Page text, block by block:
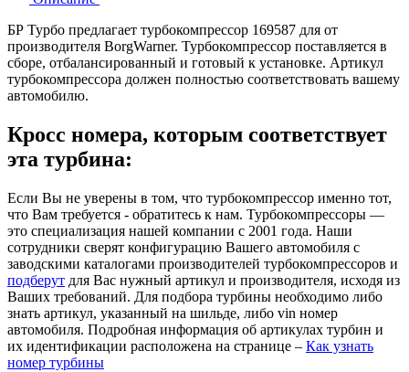
БР Турбо предлагает турбокомпрессор 169587 для от
производителя BorgWarner. Турбокомпрессор поставляется в
сборе, отбалансированный и готовый к установке. Артикул
турбокомпрессора должен полностью соответствовать вашему
автомобилю.
Кросс номера, которым соответствует
эта турбина:
Если Вы не уверены в том, что турбокомпрессор именно тот,
что Вам требуется - обратитесь к нам. Турбокомпрессоры —
это специализация нашей компании с 2001 года. Наши
сотрудники сверят конфигурацию Вашего автомобиля с
заводскими каталогами производителей турбокомпрессоров и
подберут для Вас нужный артикул и производителя, исходя из
Ваших требований. Для подбора турбины необходимо либо
знать артикул, указанный на шильде, либо vin номер
автомобиля. Подробная информация об артикулах турбин и
их идентификации расположена на странице – Как узнать
номер турбины